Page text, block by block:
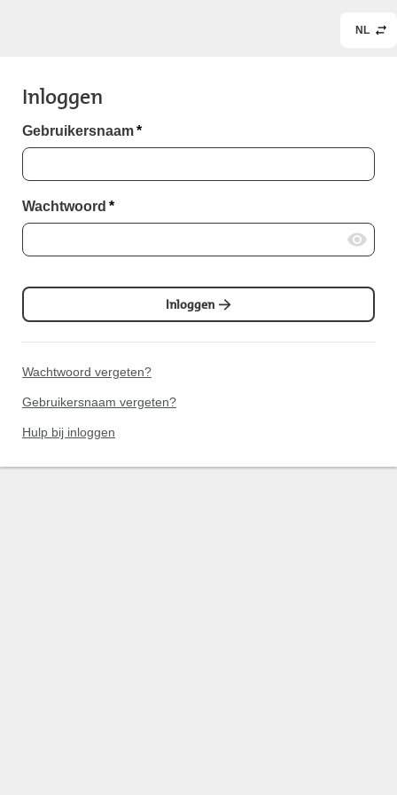
NL
Inloggen
Gebruikersnaam*
Wachtwoord *
Inloggen
Wachtwoord vergeten?
Gebruikersnaam vergeten?
Hulp bij inloggen